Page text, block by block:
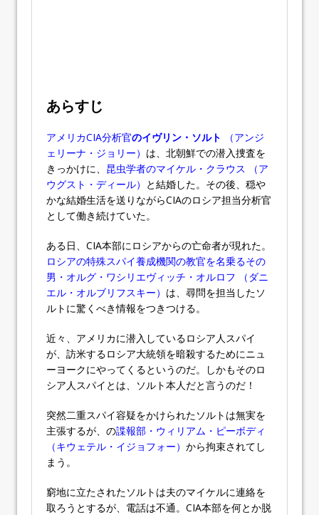
あらすじ
アメリカCIA分析官のイヴリン・ソルト
（アンジ
ェリーナ・ジョリー） は、北朝鮮での潜入捜査を
きっかけに、 昆虫学者のマイケル・クラウス （ア
ウグスト・ディール） と結婚した。その後、穏や
かな結婚生活を送りながらCIAのロシア担当分析官
として働き続けていた。
ある日、CIA本部にロシアからの亡命者が現れた。
ロシアの特殊スパイ養成機関の教官を名乗るその
男・オルグ・ワシリエヴィッチ・オルロフ （ダニ
エル・オルブリフスキー） は、尋問を担当したソ
ルトに驚くべき情報をつきつける。
近々、アメリカに潜入しているロシア人スパイ
が、訪米するロシア大統領を暗殺するためにニュ
ーヨークにやってくるというのだ。しかもそのロ
シア人スパイとは、ソルト本人だと言うのだ！
突然二重スパイ容疑をかけられたソルトは無実を
主張するが、の諜報部・ウィリアム・ピーボディ
（キウェテル・イジョフォー） から拘束されてし
まう。
窮地に立たされたソルトは夫のマイケルに連絡を
取ろうとするが、電話は不通。CIA本部を何とか脱